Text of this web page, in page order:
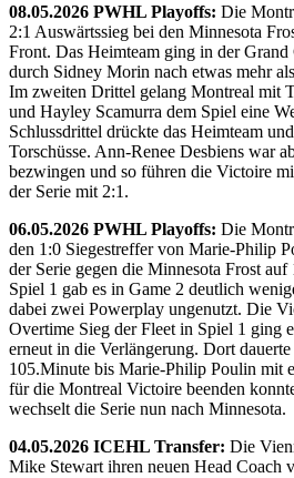
08.05.2026 PWHL Playoffs: Die
2:1 Auswärtssieg bei den Minnesota
Front. Das Heimteam ging in der Grand
durch Sidney Morin nach etwas mehr
Im zweiten Drittel gelang Montreal mit
und Hayley Scamurra dem Spiel eine
Schlussdrittel drückte das Heimteam
Torschüsse. Ann-Renee Desbiens war
bezwingen und so führen die Victoire
der Serie mit 2:1.
06.05.2026 PWHL Playoffs: Die
den 1:0 Siegestreffer von Marie-Philip
der Serie gegen die Minnesota Frost auf
Spiel 1 gab es in Game 2 deutlich
dabei zwei Powerplay ungenutzt. Die
Overtime Sieg der Fleet in Spiel 1 ging
erneut in die Verlängerung. Dort
105.Minute bis Marie-Philip Poulin mit
für die Montreal Victoire beenden
wechselt die Serie nun nach Minnesota.
04.05.2026 ICEHL Transfer: Die
Mike Stewart ihren neuen Head Coach